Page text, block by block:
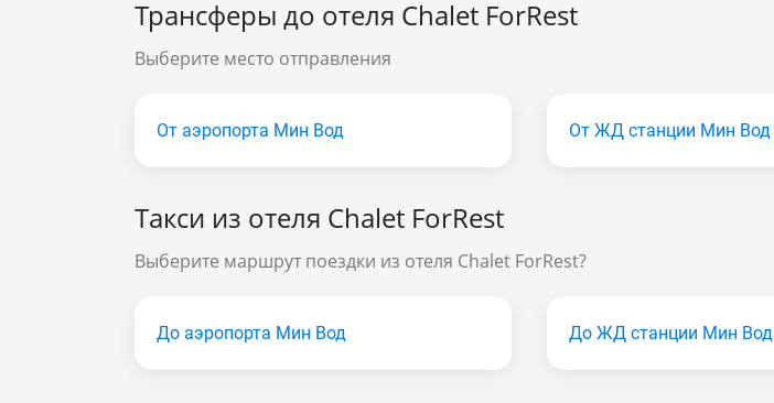
Трансферы до отеля Chalet ForRest
Выберите место отправления
От аэропорта Мин Вод От ЖД станции Мин Вод
Такси из отеля Chalet ForRest
Выберите маршрут поездки из отеля Chalet ForRest?
До аэропорта Мин Вод До ЖД станции Мин Вод